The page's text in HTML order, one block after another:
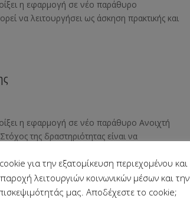
η εφαρμογή σε νέο παράθυρο
να λειτουργήσει ως άσκηση πρακτικής και
η εφαρμογή σε νέο παράθυρο Ανοιχτή
της δραστηριότητας είναι να
για την εξατομίκευση περιεχομένου και
λειτουργιών κοινωνικών μέσων και την
μας. Αποδέχεστε το cookie;